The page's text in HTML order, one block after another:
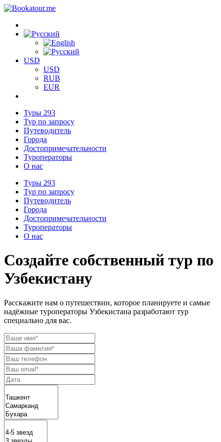
USD
USD
RUB
EUR
Туры 293
Тур по запросу
Путеводитель
Города
Достопримечательности
Туроператоры
О нас
Туры 293
Тур по запросу
Путеводитель
Города
Достопримечательности
Туроператоры
О нас
Создайте собственный тур по
Узбекистану
Расскажите нам о путешествии, которое планируете и самые
надёжные туроператоры Узбекистана разработают тур
специально для вас.